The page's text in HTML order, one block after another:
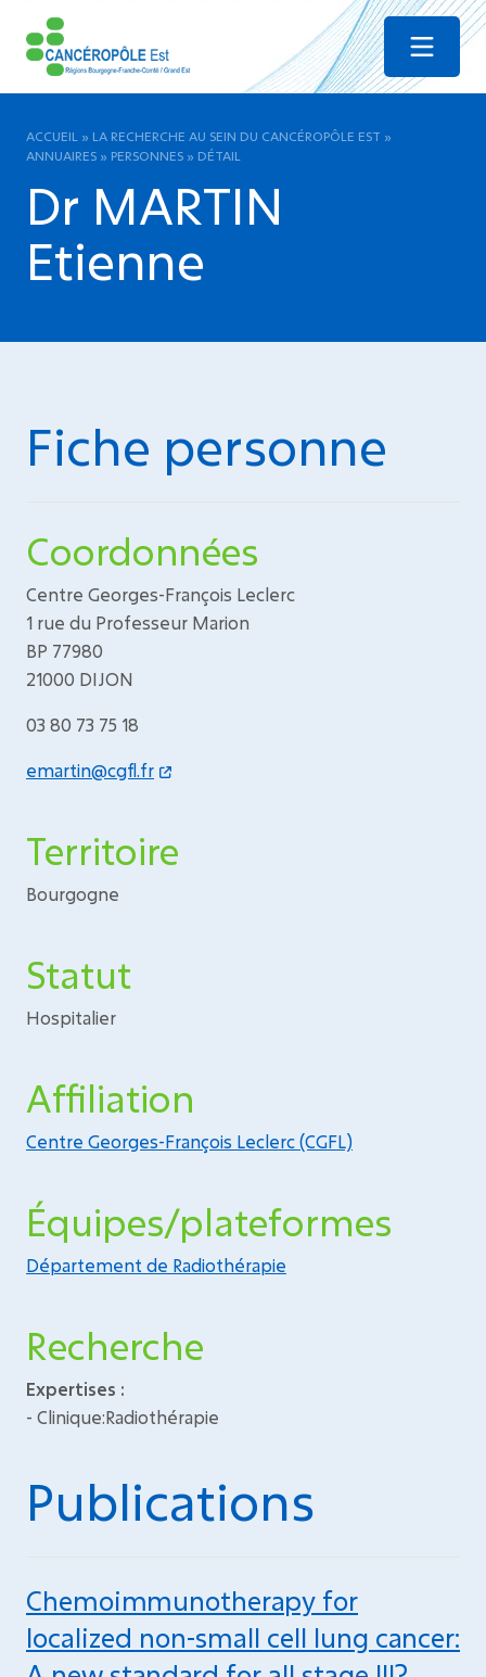
Menu
ACCUEIL » LA RECHERCHE AU SEIN DU CANCÉROPÔLE EST »
ANNUAIRES » PERSONNES » DÉTAIL
Dr MARTIN
Etienne
Fiche personne
Coordonnées
Centre Georges-François Leclerc
1 rue du Professeur Marion
BP 77980
21000 DIJON
03 80 73 75 18
emartin@cgfl.fr
Territoire
Bourgogne
Statut
Hospitalier
Affiliation
Centre Georges-François Leclerc (CGFL)
Équipes/plateformes
Département de Radiothérapie
Recherche
Expertises :
- Clinique:Radiothérapie
Publications
Chemoimmunotherapy for
localized non-small cell lung cancer: